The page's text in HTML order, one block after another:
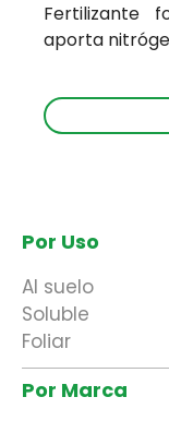
Por Uso
Al suelo
Soluble
Foliar
Por Marca
Fertilizante
aporta